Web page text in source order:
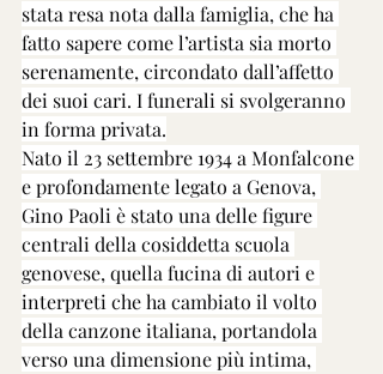
stata resa nota dalla famiglia, che ha
fatto sapere come l’artista sia morto
serenamente, circondato dall’affetto
dei suoi cari. I funerali si svolgeranno
in forma privata.
Nato il 23 settembre 1934 a Monfalcone
e profondamente legato a Genova,
Gino Paoli è stato una delle figure
centrali della cosiddetta scuola
genovese, quella fucina di autori e
interpreti che ha cambiato il volto
della canzone italiana, portandola
verso una dimensione più intima,